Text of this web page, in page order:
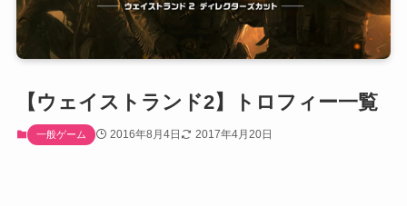
【ウェイストランド2】トロフィー一覧
一般ゲーム 2016年8月4日 2017年4月20日